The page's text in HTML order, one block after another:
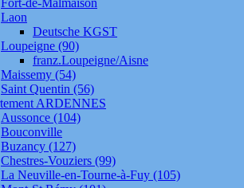
Fort-de-Malmaison
Laon
Deutsche KGST
Loupeigne (90)
franz.Loupeigne/Aisne
Maissemy (54)
Saint Quentin (56)
ARDENNES
Aussonce (104)
Bouconville
Buzancy (127)
Chestres-Vouziers (99)
La Neuville-en-Tourne-à-Fuy (105)